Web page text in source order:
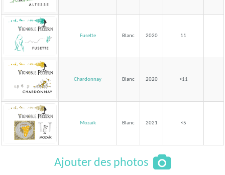
Fusette Blanc 2020 11
Chardonnay Blanc 2020 <11
Mozaïk Blanc 2021 <5
Ajouter des photos